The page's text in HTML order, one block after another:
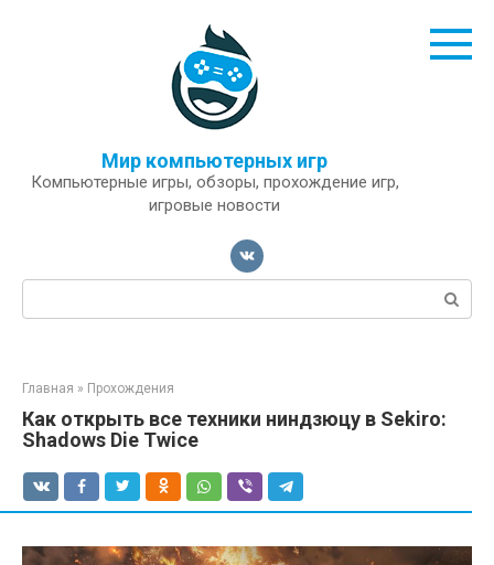
Мир компьютерных игр
Компьютерные игры, обзоры, прохождение игр,
игровые новости
Поиск:
Главная » Прохождения
Как открыть все техники ниндзюцу в Sekiro:
Shadows Die Twice